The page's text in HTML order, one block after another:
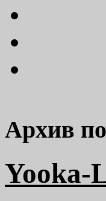
Архив
Yooka-